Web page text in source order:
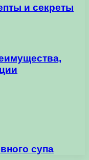
и секреты
супа